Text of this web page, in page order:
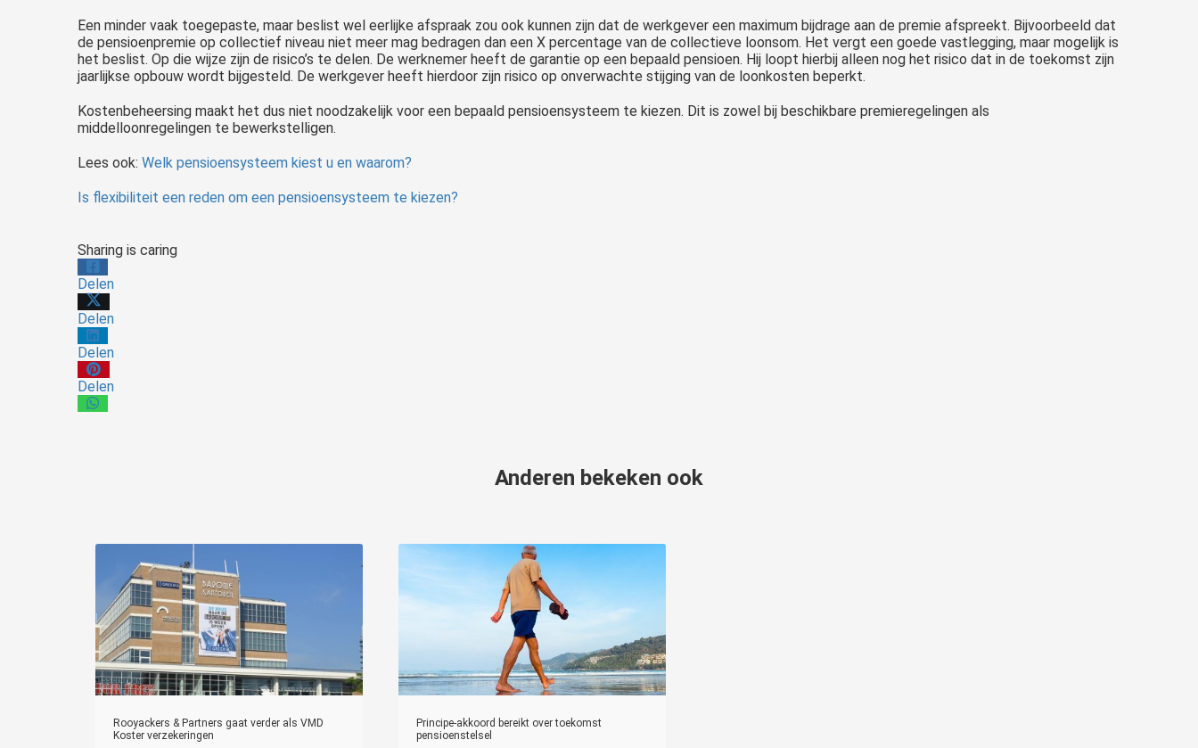
Een minder vaak toegepaste, maar beslist wel eerlijke afspraak zou ook kunnen zijn dat de werkgever een maximum bijdrage aan de premie afspreekt. Bijvoorbeeld dat
de pensioenpremie op collectief niveau niet meer mag bedragen dan een X percentage van de collectieve loonsom. Het vergt een goede vastlegging, maar mogelijk is
het beslist. Op die wijze zijn de risico’s te delen. De werknemer heeft de garantie op een bepaald pensioen. Hij loopt hierbij alleen nog het risico dat in de toekomst zijn
jaarlijkse opbouw wordt bijgesteld. De werkgever heeft hierdoor zijn risico op onverwachte stijging van de loonkosten beperkt.
Kostenbeheersing maakt het dus niet noodzakelijk voor een bepaald pensioensysteem te kiezen. Dit is zowel bij beschikbare premieregelingen als
middelloonregelingen te bewerkstelligen.
Lees ook: Welk pensioensysteem kiest u en waarom?
Is flexibiliteit een reden om een pensioensysteem te kiezen?
Sharing is caring
Delen
Delen
Delen
Delen
Anderen bekeken ook
Rooyackers & Partners gaat verder als VMD
Koster verzekeringen
Principe-akkoord bereikt over toekomst
pensioenstelsel